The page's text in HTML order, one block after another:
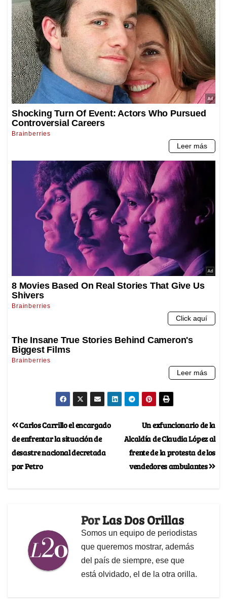
Un exfuncionario de la
Alcaldía de Claudia López al
frente de la protesta de los
vendedores ambulantes
Carlos Carrillo el encargado
de enfrentar la situación de
desastre nacional decretada
por Petro
PorLas Dos Orillas
Somos un equipo de periodistas
que queremos mostrar, además
del país de siempre, ese que
está olvidado, el de la otra orilla.